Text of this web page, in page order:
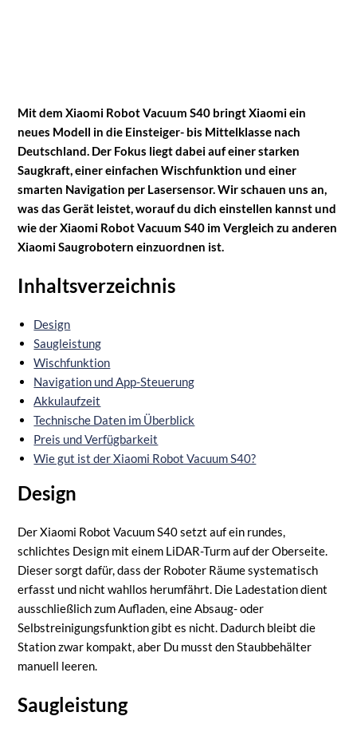
Mit dem Xiaomi Robot Vacuum S40 bringt Xiaomi ein
neues Modell in die Einsteiger- bis Mittelklasse nach
Deutschland. Der Fokus liegt dabei auf einer starken
Saugkraft, einer einfachen Wischfunktion und einer
smarten Navigation per Lasersensor. Wir schauen uns an,
was das Gerät leistet, worauf du dich einstellen kannst und
wie der Xiaomi Robot Vacuum S40 im Vergleich zu anderen
Xiaomi Saugrobotern einzuordnen ist.
Inhaltsverzeichnis
Design
Saugleistung
Wischfunktion
Navigation und App-Steuerung
Akkulaufzeit
Technische Daten im Überblick
Preis und Verfügbarkeit
Wie gut ist der Xiaomi Robot Vacuum S40?
Design
Der Xiaomi Robot Vacuum S40 setzt auf ein rundes,
schlichtes Design mit einem LiDAR-Turm auf der Oberseite.
Dieser sorgt dafür, dass der Roboter Räume systematisch
erfasst und nicht wahllos herumfährt. Die Ladestation dient
ausschließlich zum Aufladen, eine Absaug- oder
Selbstreinigungsfunktion gibt es nicht. Dadurch bleibt die
Station zwar kompakt, aber Du musst den Staubbehälter
manuell leeren.
Saugleistung